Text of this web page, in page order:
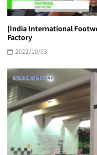
[India International
Factory
2022/10/03